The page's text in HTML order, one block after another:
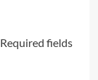
Required fields